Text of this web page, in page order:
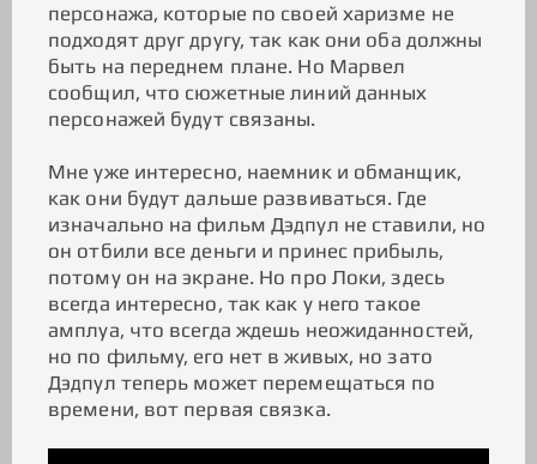
персонажа, которые по своей харизме не
подходят друг другу, так как они оба должны
быть на переднем плане. Но Марвел
сообщил, что сюжетные линий данных
персонажей будут связаны.
Мне уже интересно, наемник и обманщик,
как они будут дальше развиваться. Где
изначально на фильм Дэдпул не ставили, но
он отбили все деньги и принес прибыль,
потому он на экране. Но про Локи, здесь
всегда интересно, так как у него такое
амплуа, что всегда ждешь неожиданностей,
но по фильму, его нет в живых, но зато
Дэдпул теперь может перемещаться по
времени, вот первая связка.